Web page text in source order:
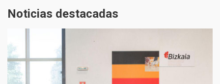
Noticias destacadas